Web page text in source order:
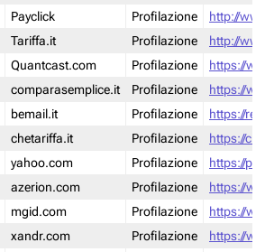
Payclick Profilazione
http://
Tariffa.it Profilazione
http://
Quantcast.com Profilazione
https://
comparasemplice.it Profilazione
https://
bemail.it Profilazione
https://
chetariffa.it Profilazione
https://
yahoo.com Profilazione
https://
azerion.com Profilazione
https://
mgid.com Profilazione
https://
xandr.com Profilazione
https://